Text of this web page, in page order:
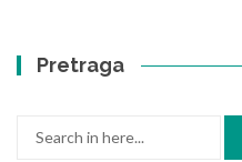
Pretraga